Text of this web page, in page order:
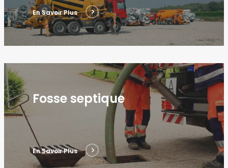
En Savoir Plus
Fosse septique
En Savoir Plus